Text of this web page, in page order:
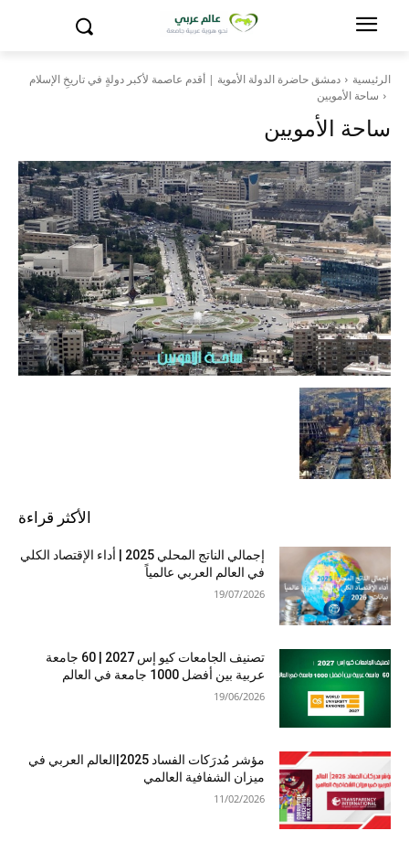
الرئيسية
دمشق حاضرة الدولة الأموية | أقدم عاصمة لأكبر دولةٍ في تاريخِ الإسلام
ساحة الأمويين
ساحة الأمويين
الأكثر قراءة
إجمالي الناتج المحلي 2025 | أداء الإقتصاد الكلي
في العالم العربي عالمياً
19/07/2026
تصنيف الجامعات كيو إس 2027 | 60 جامعة
عربية بين أفضل 1000 جامعة في العالم
19/06/2026
مؤشر مُدرَكات الفساد 2025|العالم العربي في
ميزان الشفافية العالمي
11/02/2026